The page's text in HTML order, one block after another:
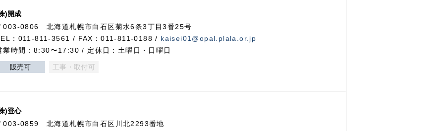
)開成
003-0806 北海道札幌市白石区菊水6条3丁目3番25号
：011-811-3561 / FAX：011-811-0188 / kaisei01@opal.plala.or.jp
業時間：8:30〜17:30 / 定休日：土曜日・日曜日
販売可 工事・取付可
)登心
003-0859 北海道札幌市白石区川北2293番地